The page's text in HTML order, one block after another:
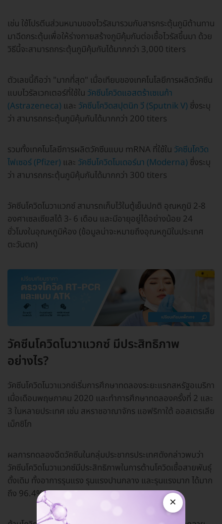
เช่น ใช้โปรตีนส่วนหนามของไวรัสมารวมกับสารกระตุ้นภูมิต้านทาน
มาฉีดกระตุ้นเพื่อให้ร่างกายสร้างภูมิคุ้มกันต่อเชื้อไวรัสขึ้นมา ด้วย
วิธีนี้จะสามารถกระตุ้นภูมิคุ้มกันได้มากกว่า 3,000 titers
ตัวเลขนี้ถือว่า "มากที่สุด" เมื่อเทียบของเทคโนโลยีการผลิตวัคซีน
แบบไวรัลเวกเตอร์ที่ใช้ใน วัคซีนโควิดแอสตร้าเซเนก้า
(Astrazeneca) และ วัคซีนโควิดสปุตนิก วี (Sputnik V) ซึ่งระบุ
ว่า สามารถกระตุ้นภูมิคุ้มกันได้มากกว่า 200 titers
รวมทั้งเทคโนโลยีการผลิตวัคซีนแบบ mRNA ที่ใช้ใน วัคซีนโควิด
ไฟเซอร์ (Pfizer) และ วัคซีนโควิดโมเดอร์นา (Moderna) ซึ่งระบุ
ว่า สามารถกระตุ้นภูมิคุ้มกันได้มากกว่า 300 titers
วัคซีนโควิดโนวาแวกซ์ สามารถเก็บไว้ในตู้เย็นปกติ อุณหภูมิ 2-8
องศาเซลเซียสได้ 3- 6 เดือน และมีอายุอยู่ได้อย่างน้อย 24
ชั่วโมงในอุณหภูมิห้อง (ข้อมูลน่าจะหมายถึงอุณหภูมิในประเทศ
ตะวันตก)
วัคซีนโควิดโนวาแวกซ์ มีประสิทธิภาพ
อย่างไร?
วัคซีนโควิดโนวาแวกซ์เริ่มการศึกษาทดลองระยะแรกสหรัฐอเมริกา
เมื่อเดือนพฤษภาคม 2020 และทำการศึกษาทดลองครั้งที่ 2 และ
3 ในหลายประเทศ เช่น สหราชอาณาจักร แอฟริกาใต้ ออสเตรเลีย
เม็กซิโก
ผลการทดลองฉีดวัคซีนในกลุ่มประชากรประเทศดังกล่าวพบว่า
วัคซีนโควิดโนวาแวกซ์มีประสิทธิภาพในการต้านโควิดเชื้อสายพันธุ์
ดั้งเดิม ทั้งอาการรุนแรง รุนแรงปานกลาง และรุนแรงมาก ได้มาก
ถึง 96.4%
×